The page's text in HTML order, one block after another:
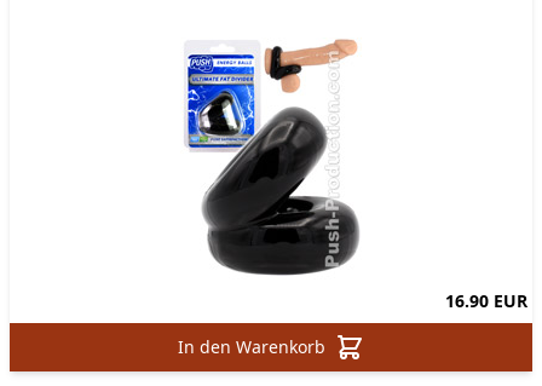
16.90 EUR
In den Warenkorb